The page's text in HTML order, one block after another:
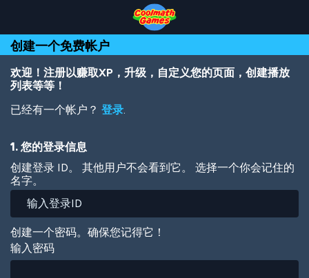
Top
of
Page
Navigation
Main
Content
Footer
到
主
要
内
容
创建一个免费帐户
欢迎！注册以赚取XP，升级，自定义您的页面，创建播放
列表等等！
已经有一个帐户？ 登录.
1. 您的登录信息
创建登录 ID。 其他用户不会看到它。 选择一个你会记住的
名字。
创建一个密码。确保您记得它！
输入密码